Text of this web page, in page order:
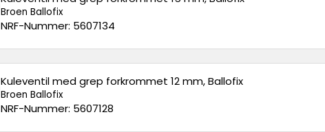
Broen Ballofix
NRF-Nummer: 5607134
Kuleventil med grep forkrommet 12 mm, Ballofix
Broen Ballofix
NRF-Nummer: 5607128